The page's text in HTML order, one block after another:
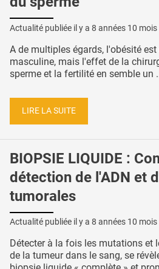
Actualité publiée il y a 8 années 10 mois
A de multiples égards, l'obésité
masculine, mais l'effet de la
sperme et la fertilité en semble un
LIRE LA SUITE
BIOPSIE LIQUIDE :
détection de l'ADN et
tumorales
Actualité publiée il y a 8 années 10 mois
Détecter à la fois les mutations et
de la tumeur dans le sang, se